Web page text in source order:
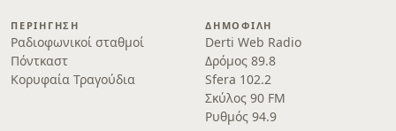
ΠΕΡΙΉΓΗΣΗ
Ραδιοφωνικοί σταθμοί
Πόντκαστ
Κορυφαία Τραγούδια
ΔΗΜΟΦΙΛΉ
Derti Web Radio
Δρόμος 89.8
Sfera 102.2
Σκύλος 90 FM
Ρυθμός 94.9